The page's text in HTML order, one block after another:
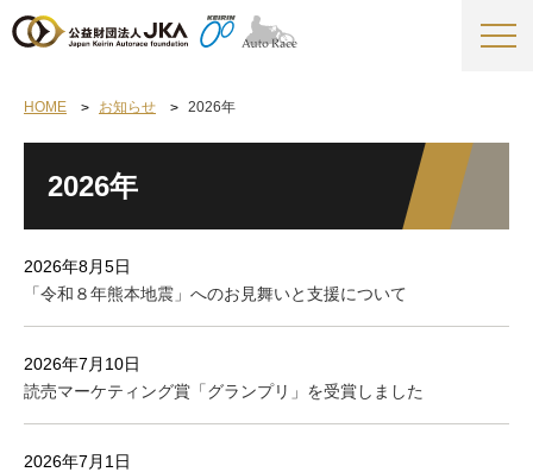
HOME お知らせ 2026年
2026年
2026年8月5日
「令和８年熊本地震」へのお見舞いと支援について
2026年7月10日
読売マーケティング賞「グランプリ」を受賞しました
2026年7月1日